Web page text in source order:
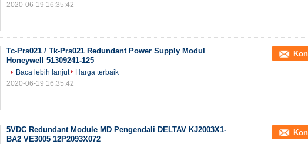
2020-06-19 16:35:42
Tc-Prs021 / Tk-Prs021 Redundant Power Supply Modul
Honeywell 51309241-125
Baca lebih lanjut
Harga terbaik
2020-06-19 16:35:42
5VDC Redundant Module MD Pengendali DELTAV KJ2003X1-
BA2 VE3005 12P2093X072